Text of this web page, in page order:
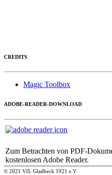
CREDITS
Magic Toolbox
ADOBE-READER-DOWNLOAD
Zum Betrachten von PDF-
kostenlosen Adobe Reader.
© 2021 VfL Gladbeck 1921 e.V.